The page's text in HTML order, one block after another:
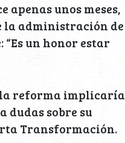
apenas unos meses,
la administración de
un honor estar
la reforma implicaría
dudas sobre su
Transformación.